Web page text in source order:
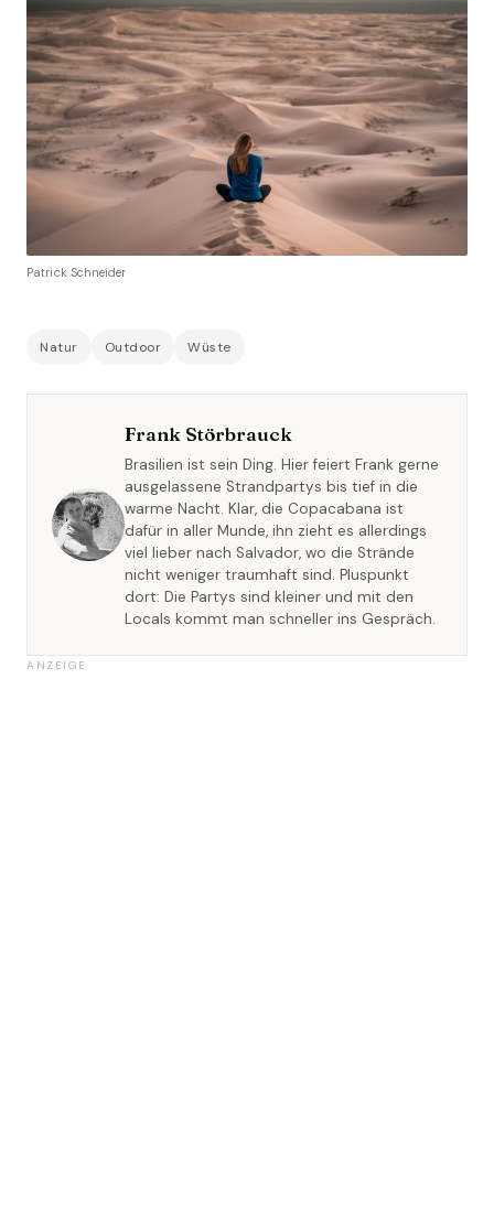
Patrick Schneider
Natur Outdoor Wüste
Frank Störbrauck
Brasilien ist sein Ding. Hier feiert Frank gerne
ausgelassene Strandpartys bis tief in die
warme Nacht. Klar, die Copacabana ist
dafür in aller Munde, ihn zieht es allerdings
viel lieber nach Salvador, wo die Strände
nicht weniger traumhaft sind. Pluspunkt
dort: Die Partys sind kleiner und mit den
Locals kommt man schneller ins Gespräch.
ANZEIGE